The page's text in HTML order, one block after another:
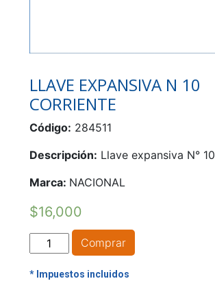
LLAVE EXPANSIVA N 10
CORRIENTE
Código: 284511
Descripción: Llave expansiva N° 10
Marca: NACIONAL
$16,000
LLAVE
EXPANSIVA
N
Comprar